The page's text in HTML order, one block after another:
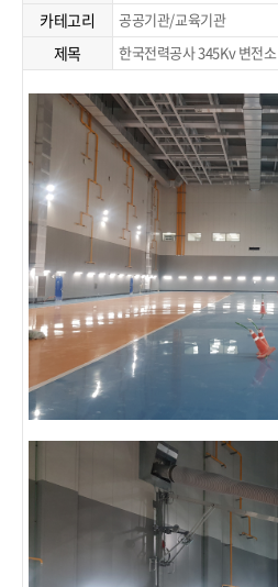
카테고리 공공기관/교육기관
제목 한국전력공사 345Kv 변전소